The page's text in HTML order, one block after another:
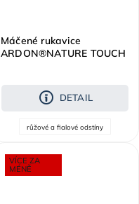
Máčené rukavice
ARDON®NATURE TOUCH
DETAIL
růžové a fialové odstíny
VÍCE ZA
MÉNĚ